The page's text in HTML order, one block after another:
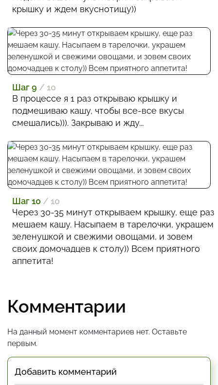
крышку и ждем вкуснотищу))
Шаг 9 / 10
В процессе я 1 раз открываю крышку и
подмешиваю кашу, чтобы все-все вкусы
смешались))). Закрываю и жду...
Шаг 10 / 10
Через 30-35 минут открываем крышку, еще раз
мешаем кашу. Насыпаем в тарелочки, украшем
зеленушкой и свежими овощами, и зовем
своих домочадцев к столу)) Всем приятного
аппетита!
Комментарии
На данный момент комментариев нет. Оставьте
первым.
Добавить комментарий